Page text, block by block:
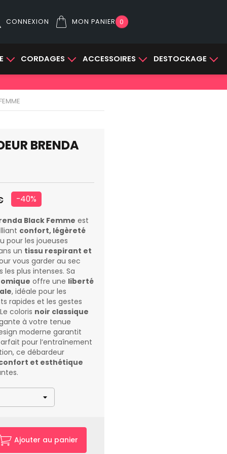
CONNEXION MON PANIER 0
CORDAGES ACCESSOIRES DESTOCKAGE
BRENDA
-40%
Black Femme est
confort, légèreté
pour les joueuses
un tissu respirant et
vous garder au sec
plus intenses. Sa
offre une liberté
, idéale pour les
rapides et les gestes
coloris noir classique
à votre tenue
moderne garantit
pour l’entraînement
ce débardeur
et esthétique
Ajouter au panier